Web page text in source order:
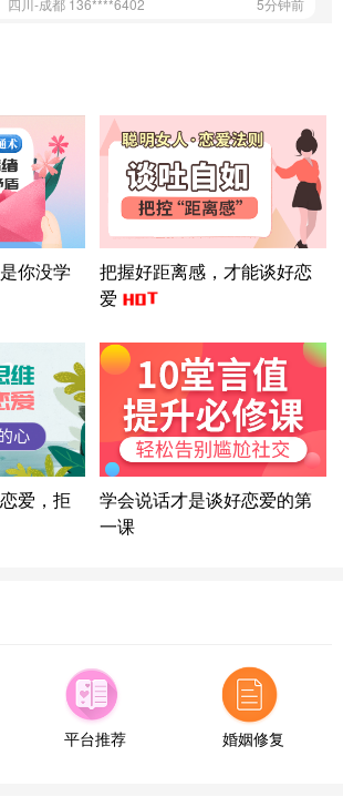
方案
上海-浦东 177****9074
56分钟前
微信用户 Liberty 通过此页面咨询，已获得专属情感
方案
广东-广州 188****5632
12分钟前
微信用户 司马锘 通过此页面咨询，已获得专属情感
方案
湖北-武汉 135****7410
陕西-西安 139****6283
3分钟前
微信用户 喜欢下雨天^ 通过此页面咨询，已获得专属
情感方案
浙江-宁波 150****8921
28分钟前
属情感方案
湖南-长沙 187****3359
山东-青岛 138****9975
7分钟前
微信用户 小任性 通过此页面咨询，已获得专属情感
你没学
把握好距离感，才能谈好恋
爱
爱，拒
学会说话才是谈好恋爱的第
一课
平台推荐 婚姻修复